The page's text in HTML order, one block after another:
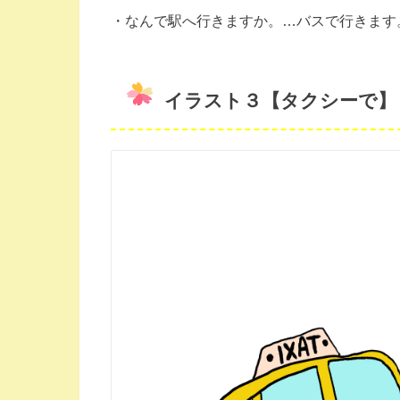
・なんで駅へ行きますか。…バスで行きます
イラスト３【タクシーで】